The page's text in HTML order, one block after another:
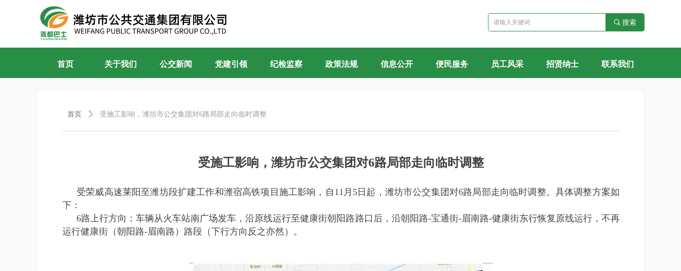
끠 搜索
首页 关于我们 公交新闻 党建引领 纪检监察 政策法规 信息公开 便民服务 员工风采 招贤纳士 联系我们
受施工影响，潍坊市公交集团对6路局部走向临时调整
受荣威高速莱阳至潍坊段扩建工作和潍宿高铁项目施工影响，自11月5日起，潍坊市公交集团对6路局部走向临时调整。具体调整方案如
下：
6路上行方向：车辆从火车站南广场发车，沿原线运行至健康街朝阳路路口后，沿朝阳路-宝通街-眉南路-健康街东行恢复原线运行，不再
运行健康街（朝阳路-眉南路）路段（下行方向反之亦然）。
首页 ꄲ 受施工影响，潍坊市公交集团对6路局部走向临时调整